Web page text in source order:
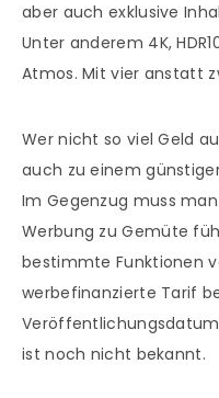
aber auch exklusive
Unter anderem 4K,
Atmos. Mit vier anstatt
Wer nicht so viel Geld
auch zu einem
Im Gegenzug muss
Werbung zu Gemüte
bestimmte Funktionen
werbefinanzierte Tarif
ist noch nicht bekannt.